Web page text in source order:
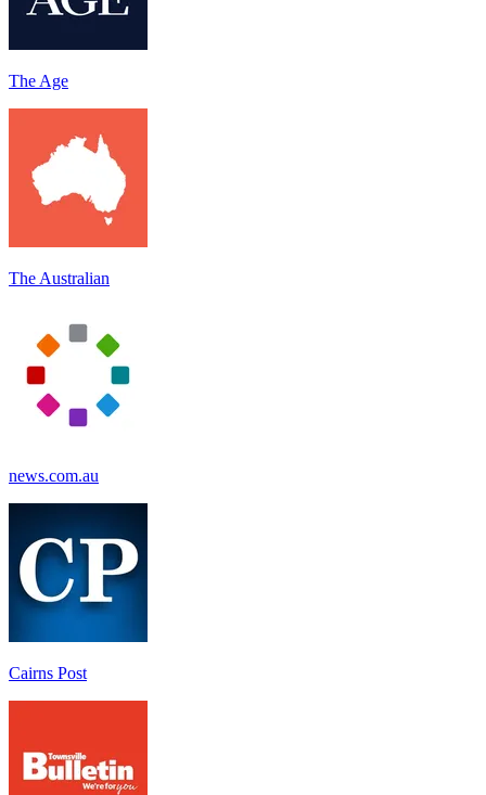
The Age
The Australian
news.com.au
Cairns Post